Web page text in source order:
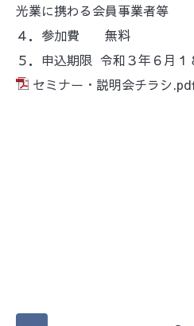
光業に携わる会員事業者等
４．参加費 無料
５．申込期限 令和３年６月１
セミナー・説明会チラシ